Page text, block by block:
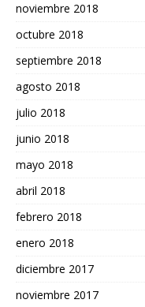
noviembre 2018
octubre 2018
septiembre 2018
agosto 2018
julio 2018
junio 2018
mayo 2018
abril 2018
febrero 2018
enero 2018
diciembre 2017
noviembre 2017